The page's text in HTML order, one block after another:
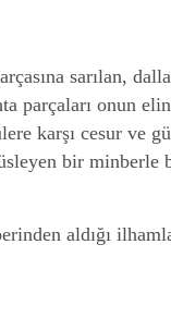
sarılan,
parçaları onun
karşı cesur
bir minberle
aldığı